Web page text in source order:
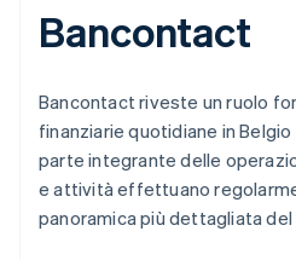
Bancontact
Bancontact riveste un ruolo
finanziarie quotidiane in
parte integrante delle
e attività effettuano
panoramica più dettagliata